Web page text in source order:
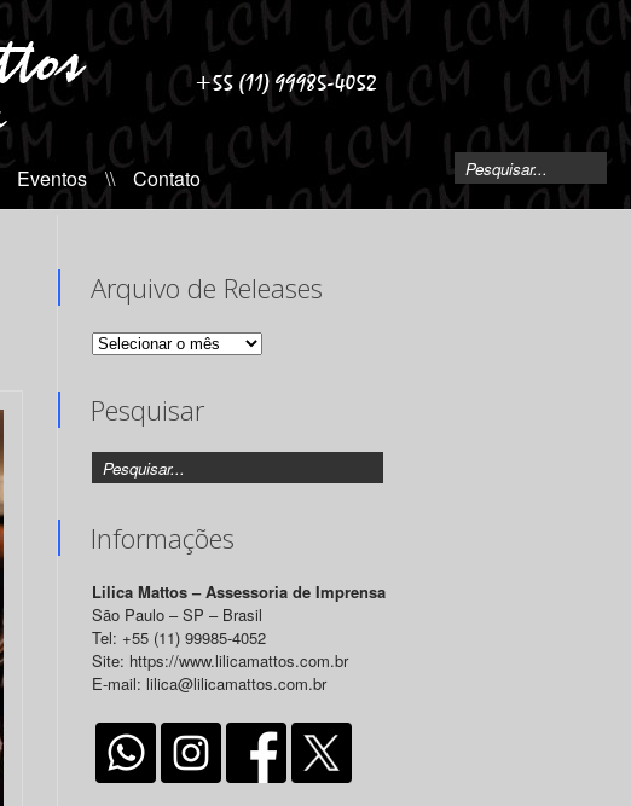
Eventos \\ Contato
Arquivo de Releases
Arquivo
Pesquisar
Informações
Lilica Mattos – Assessoria de Imprensa
São Paulo – SP – Brasil
Tel: +55 (11) 99985-4052
Site: https://www.lilicamattos.com.br
E-mail: lilica@lilicamattos.com.br